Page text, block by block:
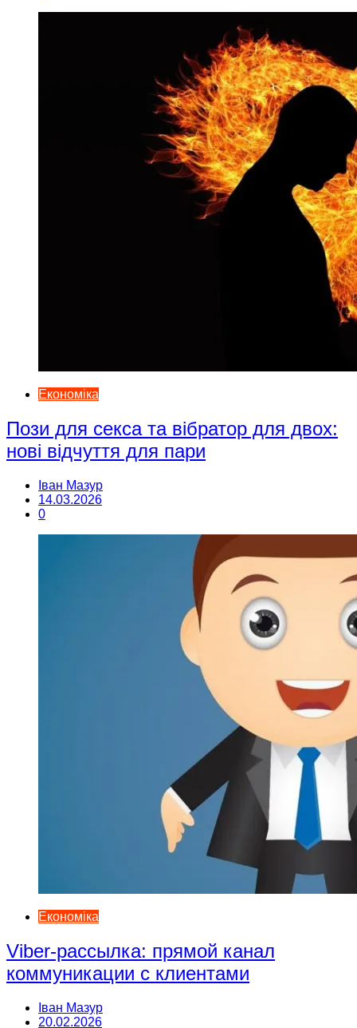
Економіка
Пози для секса та вібратор для двох:
нові відчуття для пари
Іван Мазур
14.03.2026
0
Економіка
Viber-рассылка: прямой канал
коммуникации с клиентами
Іван Мазур
20.02.2026